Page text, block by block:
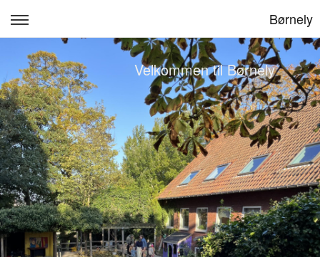
Børnely
Om os
Forældresamarbejde
Børnelys værdigrundlag
Kontakt
Dit barns trivsel og udvikling
Billeder fra Børnely
Log ind
Velkommen til Børnely